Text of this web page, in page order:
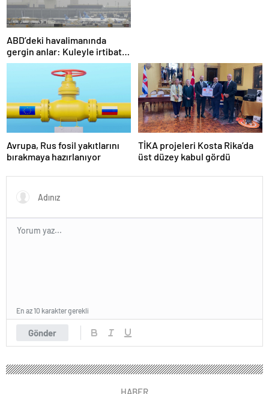
ABD’deki havalimanında
gergin anlar: Kuleyle irtibat
kesildi
Avrupa, Rus fosil yakıtlarını
bırakmaya hazırlanıyor
TİKA projeleri Kosta Rika’da
üst düzey kabul gördü
Gönder
En az 10 karakter gerekli
HABER